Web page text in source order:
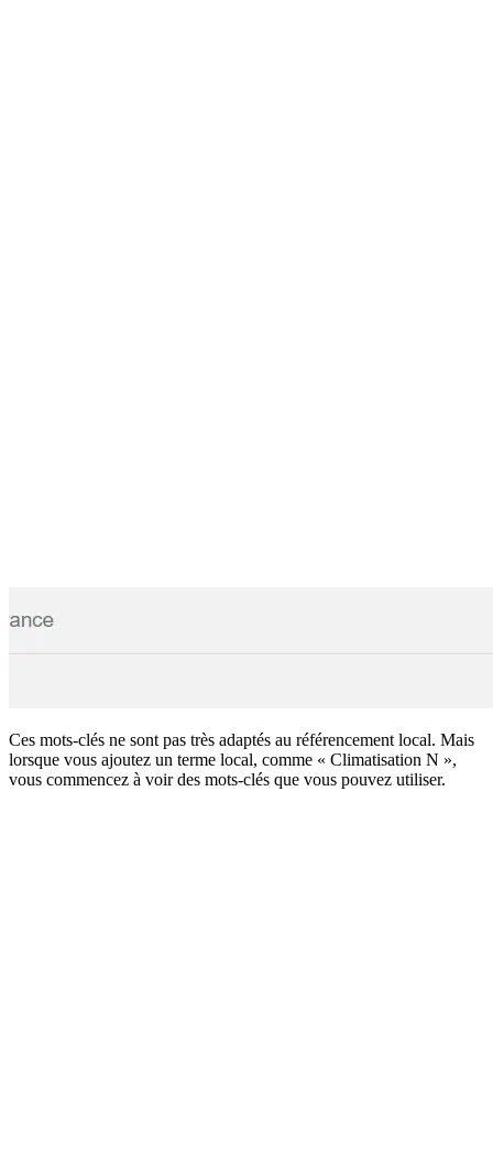
Ces mots-clés ne sont pas très adaptés au référencement local. Mais
lorsque vous ajoutez un terme local, comme « Climatisation N »,
vous commencez à voir des mots-clés que vous pouvez utiliser.